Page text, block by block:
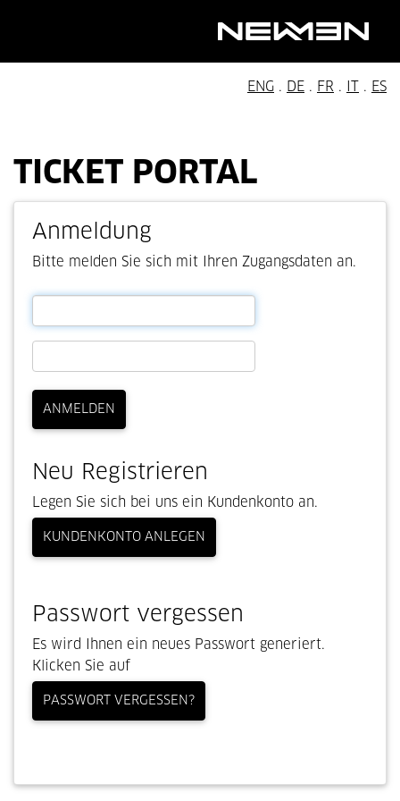
ENG . DE . FR . . ES
TICKET PORTAL
Anmeldung
Bitte melden Sie sich mit Ihren Zugangsdaten an.
ANMELDEN
Neu Registrieren
Legen Sie sich bei uns ein Kundenkonto an.
KUNDENKONTO ANLEGEN
Passwort vergessen
Es wird Ihnen ein neues Passwort generiert.
Klicken Sie auf
PASSWORT VERGESSEN?